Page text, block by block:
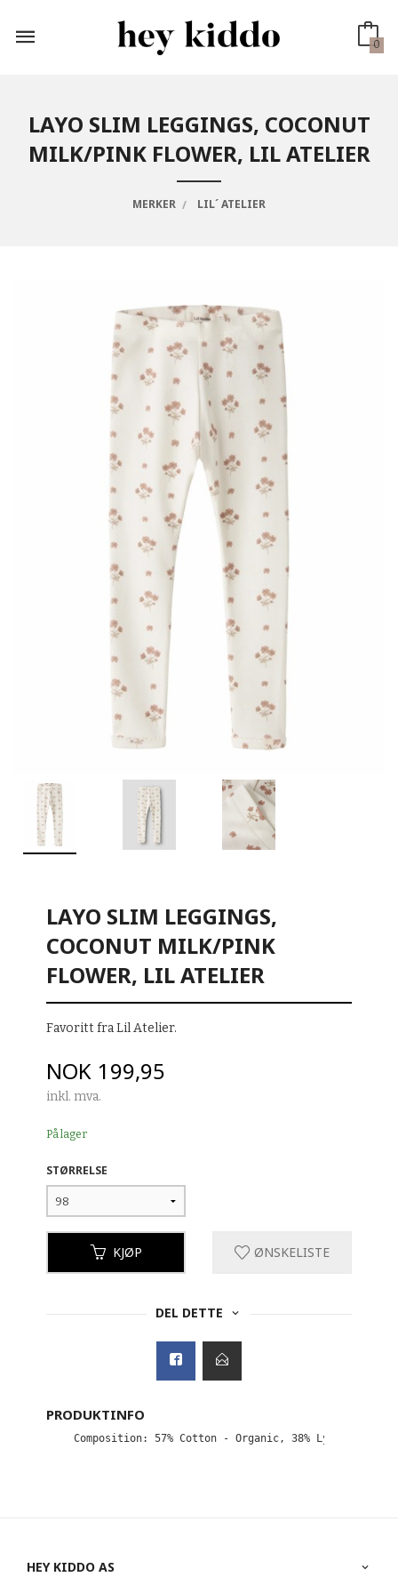
innholdet
0
LAYO SLIM LEGGINGS, COCONUT
MILK/PINK FLOWER, LIL ATELIER
MERKER LIL´ ATELIER
LAYO SLIM LEGGINGS,
COCONUT MILK/PINK
FLOWER, LIL ATELIER
Favoritt fra Lil Atelier.
Pris
NOK 199,95
inkl. mva.
På lager
STØRRELSE
KJØP ØNSKELISTE
DEL DETTE
PRODUKTINFO
Composition: 57% Cotton - Organic, 38% Lyocell
HEY KIDDO AS